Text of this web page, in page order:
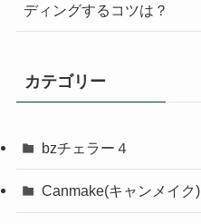
ディングするコツは？
カテゴリー
bzチェラー４
Canmake(キャンメイク)